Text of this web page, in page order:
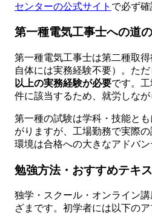
センターの公式サイト で必ず確
第一種電気工事士への道
第一種電気工事士は第二種取
自体には実務経験不要）。ただ
以上の実務経験が必要です。
件に該当するため、就労しなが
第一種の試験は学科・技能と
がりますが、工場勤務で実際
環境は合格への大きなアドバン
勉強方法・おすすめテキ
独学・スクール・オンライン
ざまです。初学者には以下のア